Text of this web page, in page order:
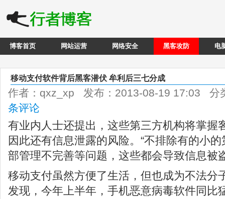
博客首页 网站运营 网络安全 黑客攻防 电
移动支付软件背后黑客潜伏 牟利后三七分成
作者：qxz_xp 发布：2013-08-19 17:03 分
条评论
有业内人士还提出，这些第三方机构将掌握
因此还有信息泄露的风险。“不排除有的小
部管理不完善等问题，这些都会导致信息被
移动支付虽然方便了生活，但也成为不法分
发现，今年上半年，手机恶意病毒软件同比